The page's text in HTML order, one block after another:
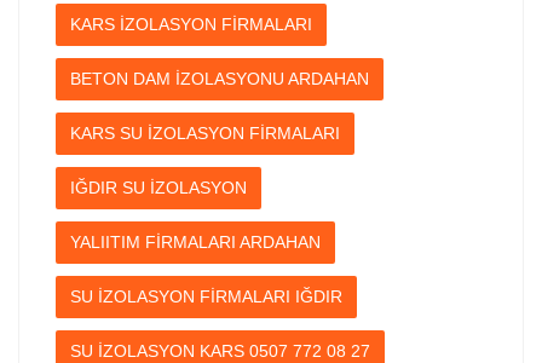
KARS İZOLASYON FİRMALARI
BETON DAM İZOLASYONU ARDAHAN
KARS SU İZOLASYON FİRMALARI
IĞDIR SU İZOLASYON
YALIITIM FİRMALARI ARDAHAN
SU İZOLASYON FİRMALARI IĞDIR
SU İZOLASYON KARS 0507 772 08 27